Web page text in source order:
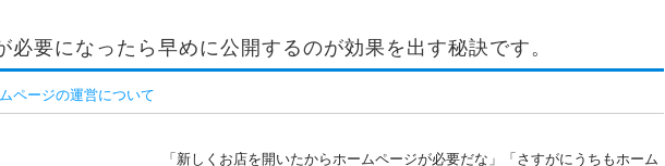
必要になったら早めに公開するのが効果を出す秘訣です。
ページの運営について
「新しくお店を開いたからホームページが必要だな」「さすがにうちもホーム